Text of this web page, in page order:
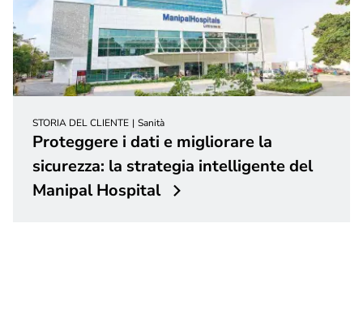
STORIA DEL CLIENTE Sanità
Proteggere i dati e migliorare la
sicurezza: la strategia intelligente del
Manipal Hospital